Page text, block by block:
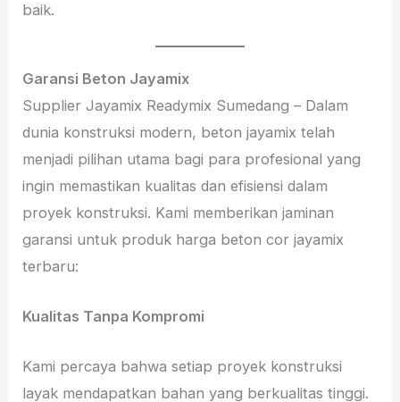
baik.
Garansi Beton Jayamix
Supplier Jayamix Readymix Sumedang – Dalam
dunia konstruksi modern, beton jayamix telah
menjadi pilihan utama bagi para profesional yang
ingin memastikan kualitas dan efisiensi dalam
proyek konstruksi. Kami memberikan jaminan
garansi untuk produk harga beton cor jayamix
terbaru:
Kualitas Tanpa Kompromi
Kami percaya bahwa setiap proyek konstruksi
layak mendapatkan bahan yang berkualitas tinggi.